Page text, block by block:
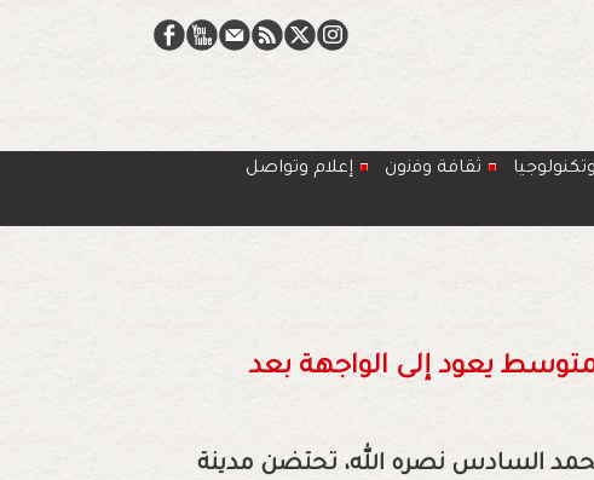
ﺛﻘﺎﻓﺔ وﻓﻧون
إعلام وتواصل
يعود إلى الواجهة بعد
السادس نصره الله، تحتضن مدينة